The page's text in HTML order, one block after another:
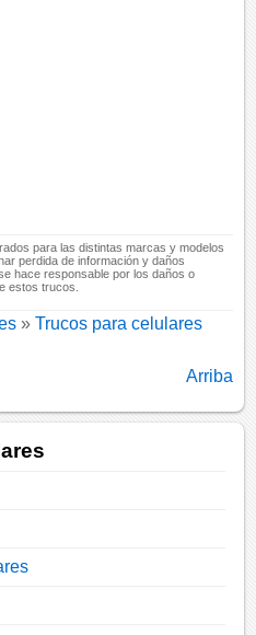
para las distintas marcas y modelos
perdida de información y daños
hace responsable por los daños o
estos trucos.
»Trucos para celulares
Arriba